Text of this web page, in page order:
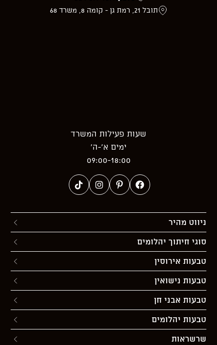
תובל 21, רמת גן - קומה 8, משרד 68
שעות פעילות המשרד
ימים א’-ה’
09:00-18:00
ניווט מהיר
סוגי חיתוך יהלומים
טבעות אירוסין
טבעות נישואין
טבעות אבני חן
טבעות יהלומים
שרשראות